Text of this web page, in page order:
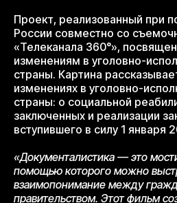
Проект, реализованный при
России совместно со
«Телеканала 360°»,
изменениям в уголовно-
страны. Картина
изменениях в уголовно-
страны: о социальной
заключенных и реализации
вступившего в силу 1 января
«Документалистика — это
помощью которого можно
взаимопонимание между
правительством. Этот фильм